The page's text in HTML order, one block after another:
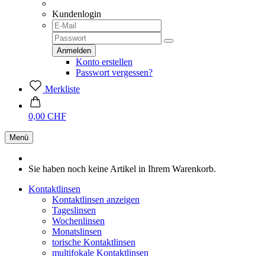
Kundenlogin
Konto erstellen
Passwort vergessen?
Merkliste
0,00 CHF
Menü
Sie haben noch keine Artikel in Ihrem Warenkorb.
Kontaktlinsen
Kontaktlinsen anzeigen
Tageslinsen
Wochenlinsen
Monatslinsen
torische Kontaktlinsen
multifokale Kontaktlinsen